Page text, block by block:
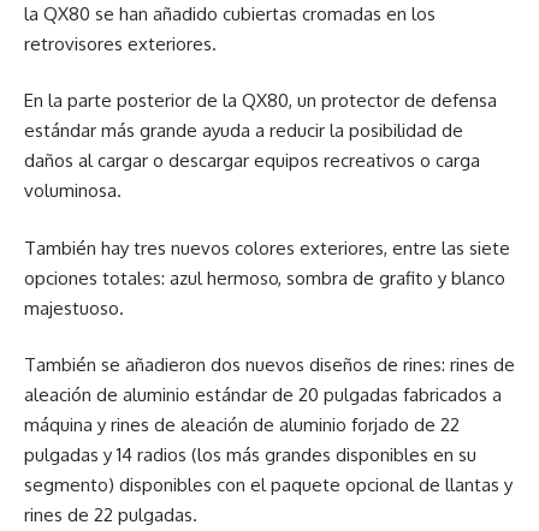
la QX80 se han añadido cubiertas cromadas en los
retrovisores exteriores.
En la parte posterior de la QX80, un protector de defensa
estándar más grande ayuda a reducir la posibilidad de
daños al cargar o descargar equipos recreativos o carga
voluminosa.
También hay tres nuevos colores exteriores, entre las siete
opciones totales: azul hermoso, sombra de grafito y blanco
majestuoso.
También se añadieron dos nuevos diseños de rines: rines de
aleación de aluminio estándar de 20 pulgadas fabricados a
máquina y rines de aleación de aluminio forjado de 22
pulgadas y 14 radios (los más grandes disponibles en su
segmento) disponibles con el paquete opcional de llantas y
rines de 22 pulgadas.